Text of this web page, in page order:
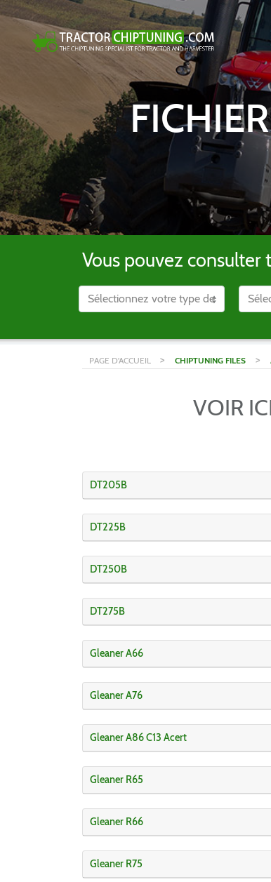
Vous pouvez consulter
PAGE D'ACCUEIL > CHIPTUNING FILES >
VOIR
DT205B
DT225B
DT250B
DT275B
Gleaner A66
Gleaner A76
Gleaner A86 C13 Acert
Gleaner R65
Gleaner R66
Gleaner R75